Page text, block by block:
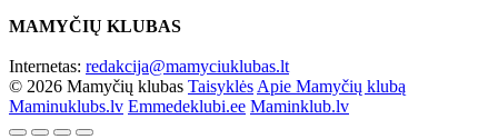
MAMYČIŲ KLUBAS
Internetas: redakcija@mamyciuklubas.lt
© 2026 Mamyčių klubas Taisyklės Apie Mamyčių klubą
Maminuklubs.lv Emmedeklubi.ee Maminklub.lv